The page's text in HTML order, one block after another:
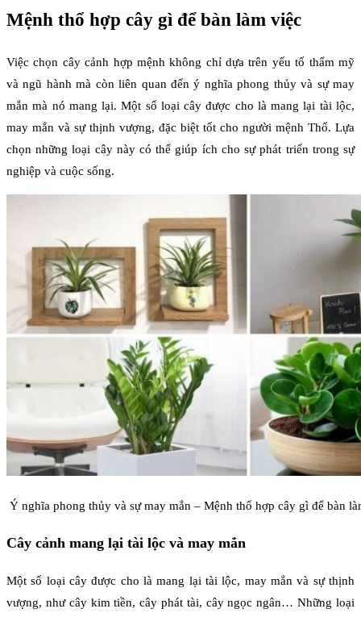
Mệnh thổ hợp cây gì để bàn làm việc
Việc chọn cây cảnh hợp mệnh không chỉ dựa trên yếu tố thẩm mỹ
và ngũ hành mà còn liên quan đến ý nghĩa phong thủy và sự may
mắn mà nó mang lại. Một số loại cây được cho là mang lại tài lộc,
may mắn và sự thịnh vượng, đặc biệt tốt cho người mệnh Thổ. Lựa
chọn những loại cây này có thể giúp ích cho sự phát triển trong sự
nghiệp và cuộc sống.
Ý nghĩa phong thủy và sự may mắn – Mệnh thổ hợp cây gì để bàn
Cây cảnh mang lại tài lộc và may mắn
Một số loại cây được cho là mang lại tài lộc, may mắn và sự thịnh
vượng, như cây kim tiền, cây phát tài, cây ngọc ngân… Những loại